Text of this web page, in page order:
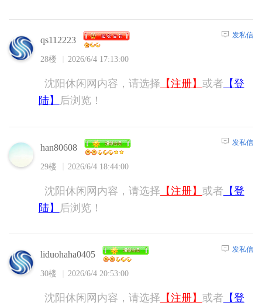
qs112223
28楼 2026/6/4 17:13:00
发私信
沈阳休闲网内容，请选择 【注册】 或者 【登
陆】
后浏览！
han80608
29楼 2026/6/4 18:44:00
发私信
沈阳休闲网内容，请选择 【注册】 或者 【登
陆】
后浏览！
liduohaha0405
30楼 2026/6/4 20:53:00
发私信
沈阳休闲网内容，请选择 【注册】 或者 【登